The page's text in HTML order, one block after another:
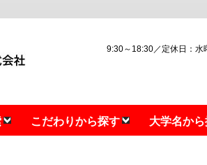
9:30～18:30／定休日：水
こだわりから探す 大学名か